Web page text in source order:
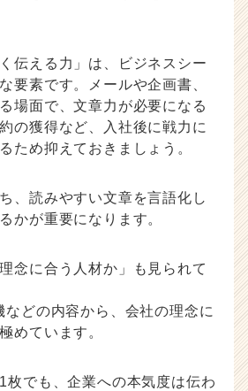
伝える力」は、ビジネスシー
要素です。メールや企画書、
場面で、文章力が必要になる
の獲得など、入社後に戦力に
ため抑えておきましょう。
、読みやすい文章を言語化し
かが重要になります。
念に合う人材か」も見られて
などの内容から、会社の理念に
めています。
枚でも、企業への本気度は伝わ